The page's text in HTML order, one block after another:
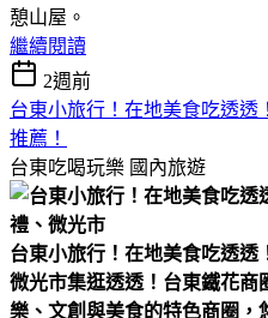
憩山屋。
繼續閱讀
2週前
台東小旅行！在地美食吃透透
推薦！
台東吃喝玩樂 國內旅遊
台東小旅行！在地美食吃透透
微光市集逛透透！ 台東鐵花商
樂、文創與美食的特色商圈，